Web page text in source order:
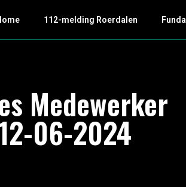
112-melding Roerdalen Funda
Medewerker
06-2024